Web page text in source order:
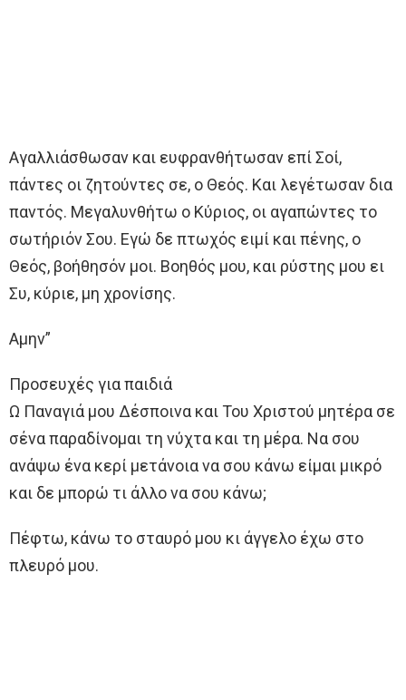
Αγαλλιάσθωσαν και ευφρανθήτωσαν επί Σοί,
πάντες οι ζητούντες σε, ο Θεός. Και λεγέτωσαν δια
παντός. Μεγαλυνθήτω ο Κύριος, οι αγαπώντες το
σωτήριόν Σου. Εγώ δε πτωχός ειμί και πένης, ο
Θεός, βοήθησόν μοι. Βοηθός μου, και ρύστης μου ει
Συ, κύριε, μη χρονίσης.
Αμην”
Προσευχές για παιδιά
Ω Παναγιά μου Δέσποινα και Του Χριστού μητέρα σε
σένα παραδίνομαι τη νύχτα και τη μέρα. Να σου
ανάψω ένα κερί μετάνοια να σου κάνω είμαι μικρό
και δε μπορώ τι άλλο να σου κάνω;
Πέφτω, κάνω το σταυρό μου κι άγγελο έχω στο
πλευρό μου.